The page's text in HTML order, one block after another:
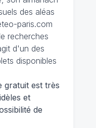
des aléas
paris.com
recherches
d'un des
disponibles
gratuit est très
et
de